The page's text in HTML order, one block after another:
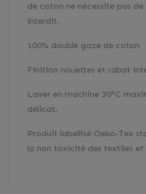
de coton ne nécessite pas
interdit.
100% double gaze de coton
Finition nouettes et rabat
Laver en machine 30°C
délicat.
Produit labellisé Oeko-Tex
la non toxicité des textiles et